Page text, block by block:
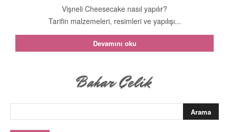
Vişneli Cheesecake nasıl yapılır?
Tarifin malzemeleri, resimleri ve yapılışı...
Devamını oku